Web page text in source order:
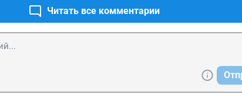
Читать все комментарии